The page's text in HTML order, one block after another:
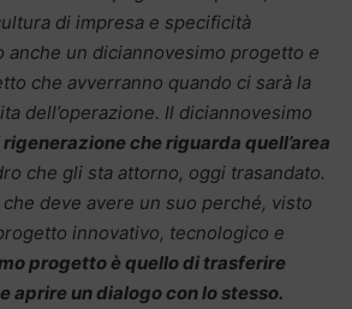
di impresa e specificità
anche un diciannovesimo progetto e
che avverranno quando ci sarà la
dell’operazione. Il diciannovesimo
che riguarda quell’area
che gli sta attorno, oggi trasandato.
deve avere un suo perché, visto
innovativo, tecnologico e
progetto è quello di trasferire
aprire un dialogo con lo stesso.